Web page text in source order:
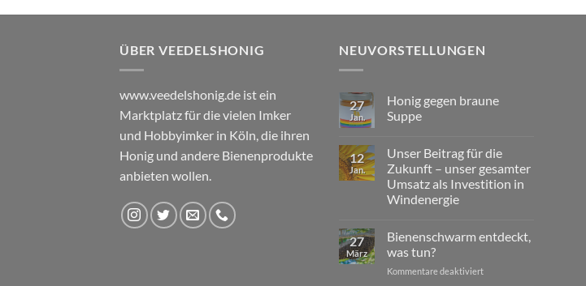
ÜBER VEEDELSHONIG
www.veedelshonig.de ist ein
Marktplatz für die vielen Imker
und Hobbyimker in Köln, die ihren
Honig und andere Bienenprodukte
anbieten wollen.
NEUVORSTELLUNGEN
27
Jan.
Honig gegen braune
Suppe
zu
Honig
gegen
braune
Suppe
12
Jan.
Unser Beitrag für die
Zukunft – unser gesamter
Umsatz als Investition in
Windenergie
zu
Beitrag
für
die
27
März
Bienenschwarm entdeckt,
was tun?
Kommentare deaktiviertfür